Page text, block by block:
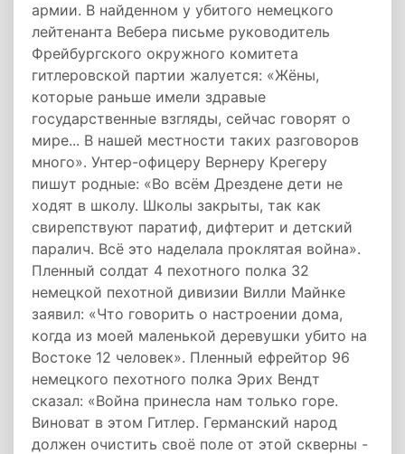
армии. В найденном у убитого немецкого
лейтенанта Вебера письме руководитель
Фрейбургского окружного комитета
гитлеровской партии жалуется: «Жёны,
которые раньше имели здравые
государственные взгляды, сейчас говорят о
мире... В нашей местности таких разговоров
много». Унтер-офицеру Вернеру Крегеру
пишут родные: «Во всём Дрездене дети не
ходят в школу. Школы закрыты, так как
свирепствуют паратиф, дифтерит и детский
паралич. Всё это наделала проклятая война».
Пленный солдат 4 пехотного полка 32
немецкой пехотной дивизии Вилли Майнке
заявил: «Что говорить о настроении дома,
когда из моей маленькой деревушки убито на
Востоке 12 человек». Пленный ефрейтор 96
немецкого пехотного полка Эрих Вендт
сказал: «Война принесла нам только горе.
Виноват в этом Гитлер. Германский народ
должен очистить своё поле от этой скверны -